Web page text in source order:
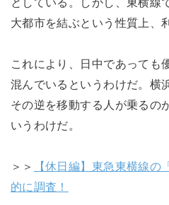
大都市を結ぶという性質上、
これにより、日中であっても
混んでいるというわけだ。横
その逆を移動する人が乗るの
いうわけだ。
＞＞
【休日編】東急東横線
的に調査！